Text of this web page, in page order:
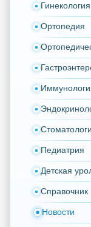
Гинекология
Ортопедия
Педиатрия
Детская
Справочник
Новости